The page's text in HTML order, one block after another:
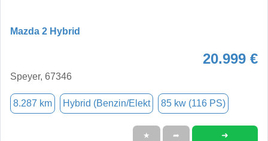
Mazda 2 Hybrid
20.999 €
Speyer, 67346
8.287 km Hybrid (Benzin/Elekt 85 kw (116 PS)
★ ➦ ➜